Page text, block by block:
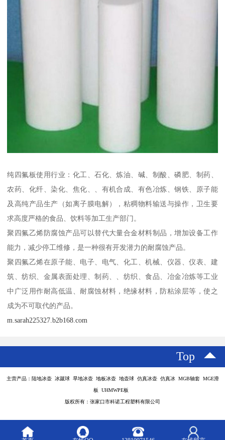
纯四氟板使用行业：化工、石化、炼油、碱、制酸、磷肥、制药、
农药、化纤、染化、焦化、、有机合成、有色冶炼、钢铁、原子能
及高纯产品生产（如离子膜电解），粘稠物料输送与操作，卫生要
求高度严格的食品、饮料等加工生产部门。
聚四氟乙烯防腐蚀产品可以替代大量合金材料制品，增加设备工作
能力，减少停工维修，是一种很有开发潜力的耐腐蚀产品。
聚四氟乙烯在原子能、电子、电气、化工、机械、仪器、仪表、建
筑、纺织、金属表面处理、制药、、纺织、食品、冶金冶炼等工业
中广泛用作耐高低温、耐腐蚀材料，绝缘材料，防粘涂层等，使之
成为不可取代的产品。
m.sarah225327.b2b168.com
Top
主营产品：陆地冰壶 冰蹴球 旱地冰壶 地板冰壶 地壶球 仿真冰壶 仿真冰 MGB轴套 MGE滑
板 UHMWPE板
版权所有：张家口市科诺工程塑料有限公司